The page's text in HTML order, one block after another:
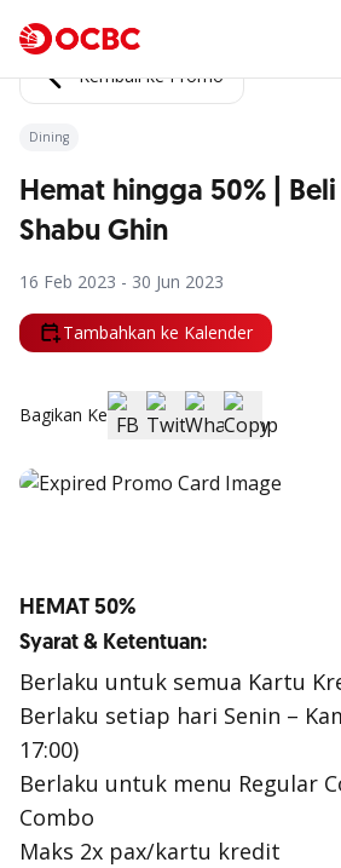
Kembali ke Promo
Dining
Hemat hingga 50% | Beli
Shabu Ghin
16 Feb 2023 - 30 Jun 2023
Tambahkan ke Kalender
Bagikan Ke
HEMAT 50%
Syarat & Ketentuan:
Berlaku untuk semua Kartu
Berlaku setiap hari Senin –
17:00)
Berlaku untuk menu Regular
Combo
Maks 2x pax/kartu kredit